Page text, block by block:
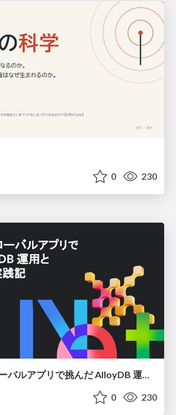
0 230
メルカリのグローバルアプリで挑んだ AlloyDB 運用と課題解決の実践記
0 230